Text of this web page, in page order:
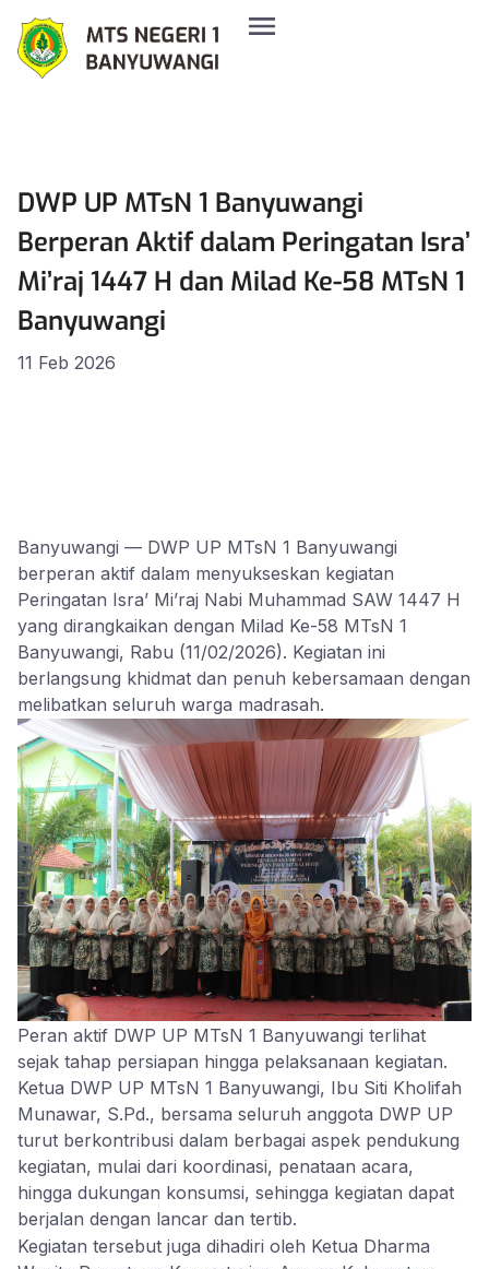
DWP UP MTsN 1 Banyuwangi
Berperan Aktif dalam Peringatan Isra’
Mi’raj 1447 H dan Milad Ke-58 MTsN 1
Banyuwangi
11 Feb 2026
Banyuwangi — DWP UP MTsN 1 Banyuwangi
berperan aktif dalam menyukseskan kegiatan
Peringatan Isra’ Mi’raj Nabi Muhammad SAW 1447 H
yang dirangkaikan dengan Milad Ke-58 MTsN 1
Banyuwangi, Rabu (11/02/2026). Kegiatan ini
berlangsung khidmat dan penuh kebersamaan dengan
melibatkan seluruh warga madrasah.
Peran aktif DWP UP MTsN 1 Banyuwangi terlihat
sejak tahap persiapan hingga pelaksanaan kegiatan.
Ketua DWP UP MTsN 1 Banyuwangi, Ibu Siti Kholifah
Munawar, S.Pd., bersama seluruh anggota DWP UP
turut berkontribusi dalam berbagai aspek pendukung
kegiatan, mulai dari koordinasi, penataan acara,
hingga dukungan konsumsi, sehingga kegiatan dapat
berjalan dengan lancar dan tertib.
Kegiatan tersebut juga dihadiri oleh Ketua Dharma